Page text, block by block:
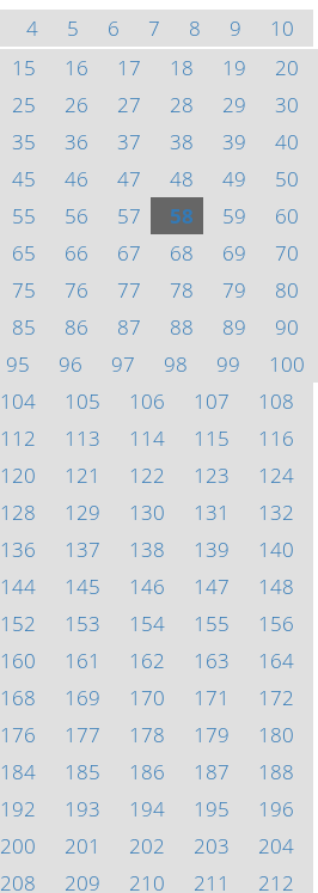
4 5 6 7 8 9
10
15 16 17 18 19
20
25 26 27 28 29
30
35 36 37 38 39
40
45 46 47 48 49
50
55 56 57 58 59
60
65 66 67 68 69
70
75 76 77 78 79
80
85 86 87 88 89
90
95 96 97 98 99
100
104 105 106 107
108
112 113 114 115
116
120 121 122 123
124
128 129 130 131
132
136 137 138 139
140
144 145 146 147
148
152 153 154 155
156
160 161 162 163
164
168 169 170 171
172
176 177 178 179
180
184 185 186 187
188
192 193 194 195
196
200 201 202 203
204
208 209 210 211 212